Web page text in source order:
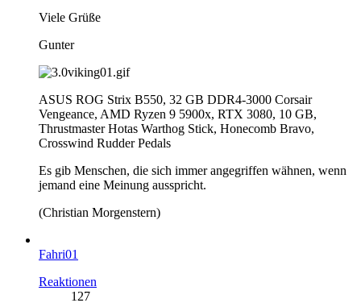
Viele Grüße
Gunter
ASUS ROG Strix B550, 32 GB DDR4-3000 Corsair
Vengeance, AMD Ryzen 9 5900x, RTX 3080, 10 GB,
Thrustmaster Hotas Warthog Stick, Honecomb Bravo,
Crosswind Rudder Pedals
Es gib Menschen, die sich immer angegriffen wähnen, wenn
jemand eine Meinung ausspricht.
(Christian Morgenstern)
Fahri01
Reaktionen
127